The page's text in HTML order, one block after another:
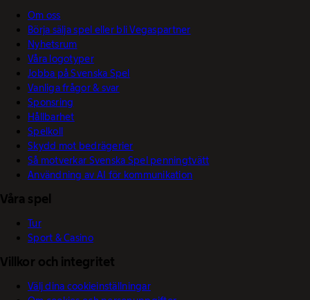
Om oss
Börja sälja spel eller bli Vegaspartner
Nyhetsrum
Våra logotyper
Jobba på Svenska Spel
Vanliga frågor & svar
Sponsring
Hållbarhet
Spelkoll
Skydd mot bedrägerier
Så motverkar Svenska Spel penningtvätt
Användning av AI för kommunikation
Våra spel
Tur
Sport & Casino
Villkor och integritet
Välj dina cookieinställningar